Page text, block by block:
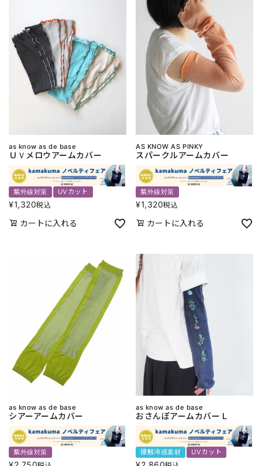
as know as de base
ＵＶメロウアームカバー
紫外線対策 UVカット
¥1,320税込
カートに入れる
AS KNOW AS PINKY
スパークルアームカバー
紫外線対策
¥1,320税込
カートに入れる
as know as de base
シアーアームカバー
紫外線対策
as know as de base
おさんぽアームカバーＬ
接触冷感素材 UVカット